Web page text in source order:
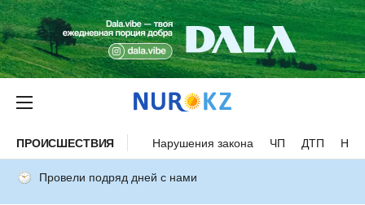
ПРОИСШЕСТВИЯ Нарушения закона ЧП ДТП
Провели подряд дней с нами